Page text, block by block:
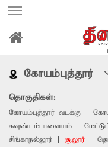
கோயம்புத்தூர்
தொகுதிகள்:
கோயம்புத்தூர் வடக்கு
கவுண்டம்பாளையம்
சிங்காநல்லூர்
சூலூர்